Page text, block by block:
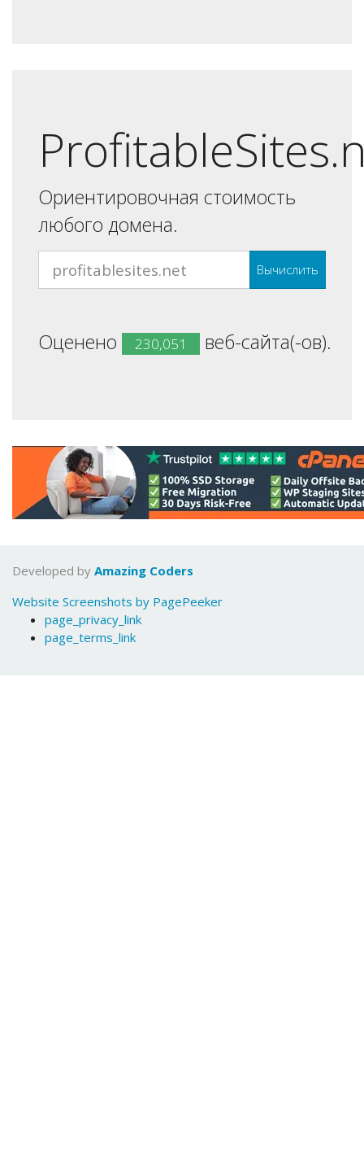
Ориентировочная стоимость
любого домена.
Вычислить
Оценено 230,051 веб-сайта(-ов).
Developed by Amazing Coders
Website Screenshots by PagePeeker
page_privacy_link
page_terms_link